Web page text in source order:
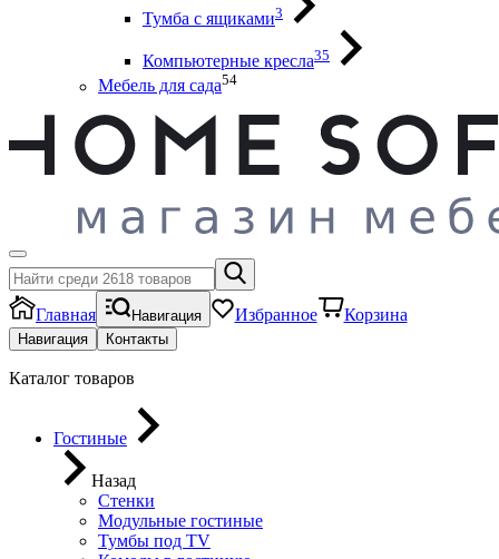
Тумба с ящиками3
Компьютерные кресла35
Мебель для сада54
Главная Навигация Избранное Корзина
Навигация Контакты
Каталог товаров
Гостиные
Назад
Стенки
Модульные гостиные
Тумбы под ТV